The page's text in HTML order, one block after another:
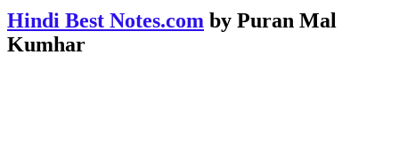
Hindi Best Notes.com by Puran Mal
Kumhar